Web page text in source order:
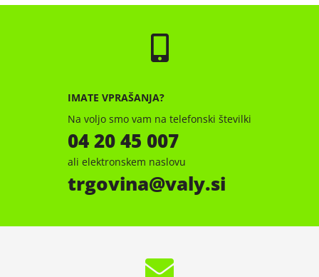
IMATE VPRAŠANJA?
Na voljo smo vam na telefonski številki
04 20 45 007
ali elektronskem naslovu
trgovina valy.si